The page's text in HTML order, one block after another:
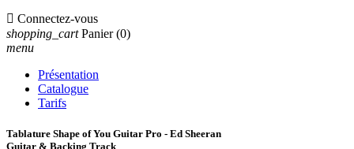
 Connectez-vous
shopping_cart Panier (0)
menu
Présentation
Catalogue
Tarifs
Tablature Shape of You Guitar Pro - Ed Sheeran
Guitar & Backing Track